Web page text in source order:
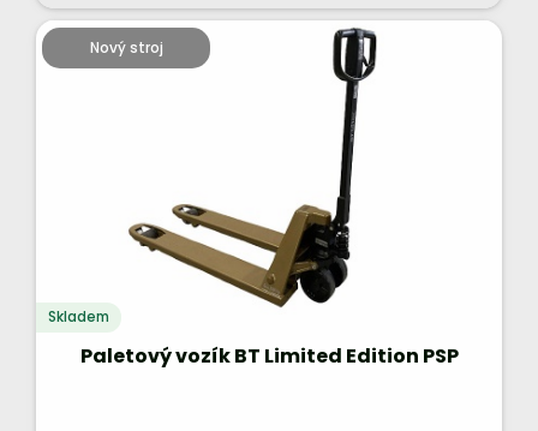
Nový stroj
Skladem
Paletový vozík BT Limited Edition PSP